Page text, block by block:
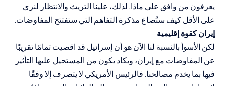
يعرفون من وافق على ماذا. لذلك، علينا التريث والانتظار لنرى
على الأقل كيف ستُصاغ مذكرة التفاهم التي ستفتتح المفاوضات.
إيران كقوة إقليمية
لكن الأسوأ بالنسبة لنا الآن هو أن إسرائيل قد اقصيت تمامًا تقريبًا
عن المفاوضات مع إيران، ويكاد يكون من المستحيل عليها التأثير
فيها بما يخدم مصالحنا. فالرئيس الأمريكي لا يتصرف إلا وفقًا